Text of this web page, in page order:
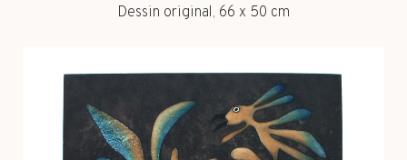
Dessin original, 66 x 50 cm